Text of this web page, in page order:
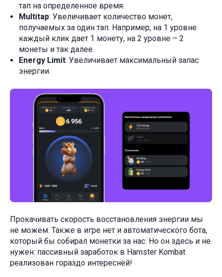
тап на определенное время.
Multitap: Увеличивает количество монет,
получаемых за один тап. Например, на 1 уровне
каждый клик дает 1 монету, на 2 уровне – 2
монеты и так далее.
Energy Limit: Увеличивает максимальный запас
энергии.
Прокачивать скорость восстановления энергии мы
не можем. Также в игре нет и автоматического бота,
который бы собирал монетки за нас. Но он здесь и не
нужен: пассивный заработок в Hamster Kombat
реализован гораздо интересней!